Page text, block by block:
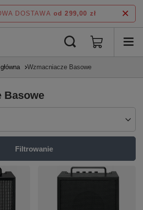
DOSTAWA od 299,00 zł
Wzmacniacze Basowe
Basowe
Filtrowanie